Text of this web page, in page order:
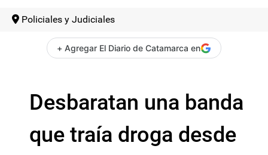
Policiales y Judiciales
+ Agregar El Diario de Catamarca en
Desbaratan una banda
que traía droga desde